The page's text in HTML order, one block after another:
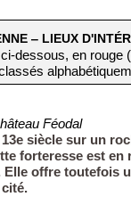
‒ LIEUX
dessous, en rouge
Féodal
siècle sur un
forteresse est en
Elle offre toutefois